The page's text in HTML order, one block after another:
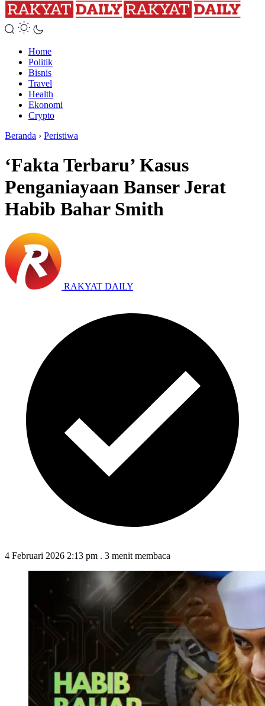
Home
Politik
Bisnis
Travel
Health
Ekonomi
Crypto
Beranda › Peristiwa
‘Fakta Terbaru’ Kasus
Penganiayaan Banser Jerat
Habib Bahar Smith
RAKYAT DAILY
4 Februari 2026 2:13 pm . 3 menit membaca